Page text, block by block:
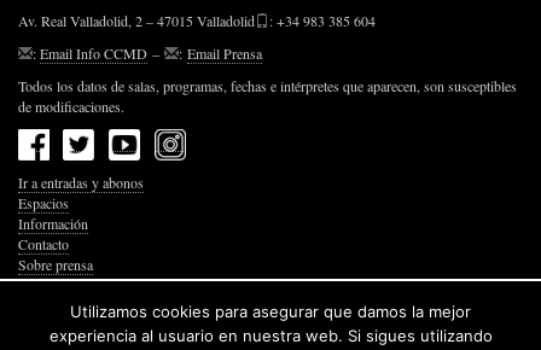
Av. Real Valladolid, 2 – 47015 Valladolid
: +34 983 385 604
:Email Info CCMD – : Email Prensa
Todos los datos de salas, programas, fechas e intérpretes que aparecen, son susceptibles
de modificaciones.
Ir a entradas y abonos
Espacios
Información
Contacto
Sobre prensa
Política de Privacidad
Política de Cookies
Accesibilidad Web
Utilizamos cookies para asegurar que damos la mejor
experiencia al usuario en nuestra web. Si sigues utilizando